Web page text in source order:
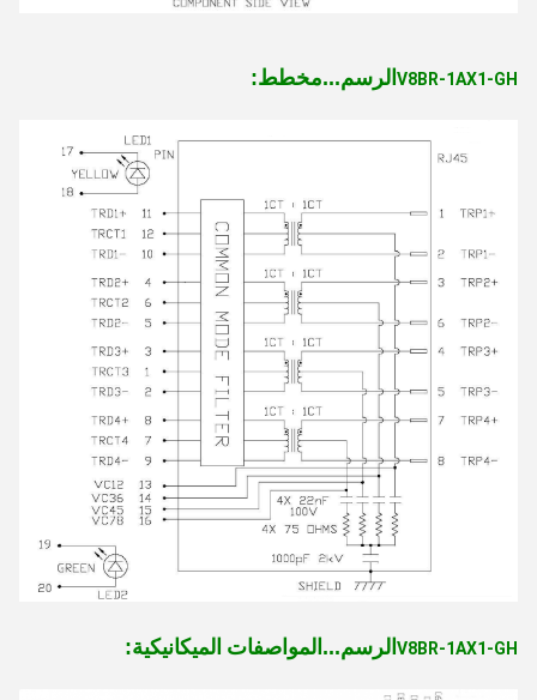
V8BR-1AX1-GH الرسم...مخطط:
V8BR-1AX1-GH الرسم... المواصفات الميكانيكية: